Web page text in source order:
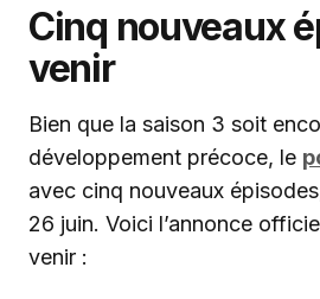
Cinq nouveaux
venir
Bien que la saison 3 soit
développement précoce, le
avec cinq nouveaux
26 juin. Voici l’annonce
venir :